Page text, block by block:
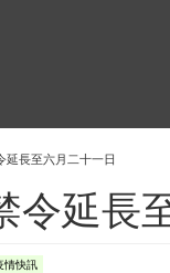
延長至六月二十一日
令延長
情快訊